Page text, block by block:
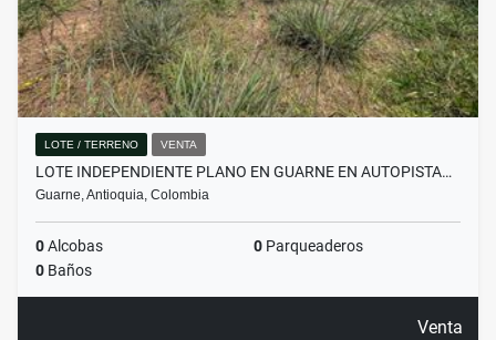
LOTE / TERRENO VENTA
LOTE INDEPENDIENTE PLANO EN GUARNE EN AUTOPISTA…
Guarne, Antioquia, Colombia
0Alcobas 0 Parqueaderos
0 Baños
Venta